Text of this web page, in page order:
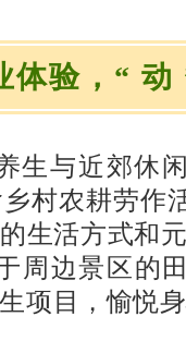
体验，“ 动
生与近郊休
村农耕劳作
生活方式和
周边景区的
项目，愉悦